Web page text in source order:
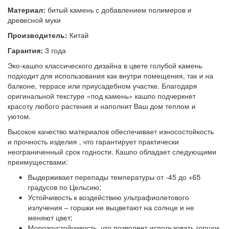
Материал: битый камень с добавлением полимеров и
древесной муки
Производитель: Китай
Гарантия: 3 года
Эко-кашпо классического дизайна в цвете голубой камень
подходит для использования как внутри помещения, так и на
балконе, террасе или приусадебном участке. Благодаря
оригинальной текстуре «под камень» кашпо подчеркнет
красоту любого растения и наполнит Ваш дом теплом и
уютом.
Высокое качество материалов обеспечивает износостойкость
и прочность изделия , что гарантирует практически
неограниченный срок годности. Кашпо обладает следующими
преимуществами:
Выдерживает перепады температуры от -45 до +65
градусов по Цельсию;
Устойчивость к воздействию ультрафиолетового
излучения – горшки не выцветают на солнце и не
меняют цвет;